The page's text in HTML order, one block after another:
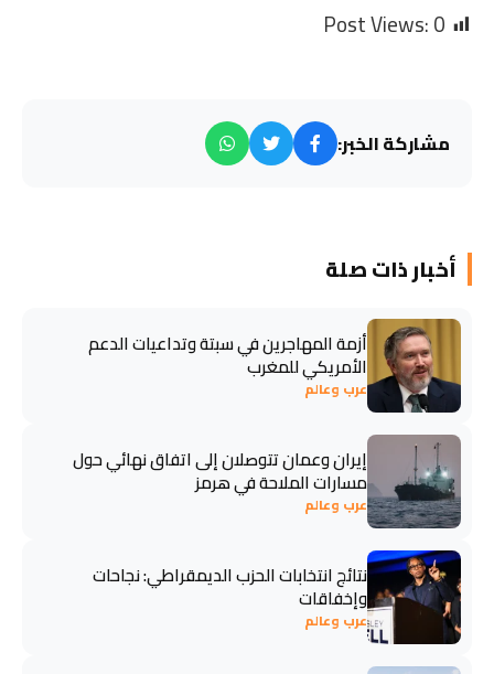
Post Views:0
مشاركة الخبر:
أخبار ذات صلة
أزمة المهاجرين في سبتة وتداعيات الدعم
الأمريكي للمغرب
عرب وعالم
إيران وعمان تتوصلان إلى اتفاق نهائي حول
مسارات الملاحة في هرمز
عرب وعالم
نتائج انتخابات الحزب الديمقراطي: نجاحات
وإخفاقات
عرب وعالم